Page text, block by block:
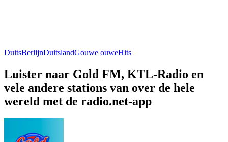
DuitsBerlijnDuitslandGouwe ouweHits
Luister naar Gold FM, KTL-Radio en
vele andere stations van over de hele
wereld met de radio.net-app